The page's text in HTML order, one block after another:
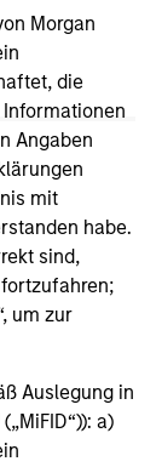
Morgan
die
Angaben
mit
habe.
sind,
um zur
Auslegung in
a)
herein does
as an
sell or a
in any
the
jurisdiction.
of principal.
important
risk